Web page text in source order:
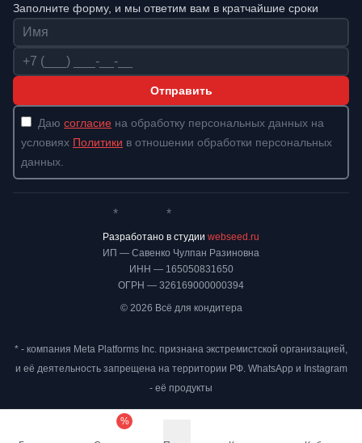
Заполните форму, и мы ответим вам в кратчайшие сроки
Имя
Телефон
Отправить
Даю согласие на обработку персональных данных на
условиях Политики в отношении обработки персональных
данных.
ИП — Савенко Чулпан Разиновна
ИНН — 165050831650
ОГРН — 326169000000394
© 2026 Всё для кондитера
* *
Разработано в студии webseed.ru
* - компания Meta Platforms Inc. признана экстремистской организацией,
и её деятельность запрещена на территории РФ. WhatsApp и Instagram
- её продукты
%